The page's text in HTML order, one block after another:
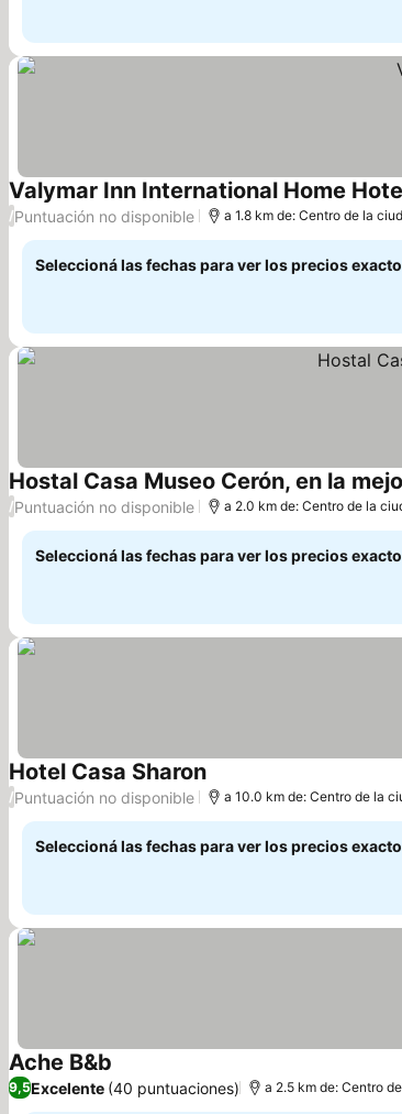
Valymar Inn International Home
/Puntuación no disponible a 1.8 km de: Centro de la
Seleccioná las fechas para ver los precios
Hostal Casa Museo Cerón, en la
/Puntuación no disponible a 2.0 km de: Centro de la
Seleccioná las fechas para ver los precios
Hotel Casa SharonVer precios
/Puntuación no disponible a 10.0 km de: Centro de la
Seleccioná las fechas para ver los precios
Ache B&b
9,5Excelente (40 puntuaciones) a 2.5 km de: Centro